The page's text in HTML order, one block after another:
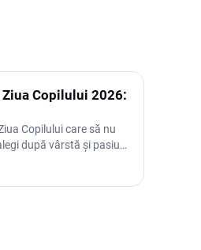
Copilului 2026:
Copilului care să nu
după vârstă și pasiuni